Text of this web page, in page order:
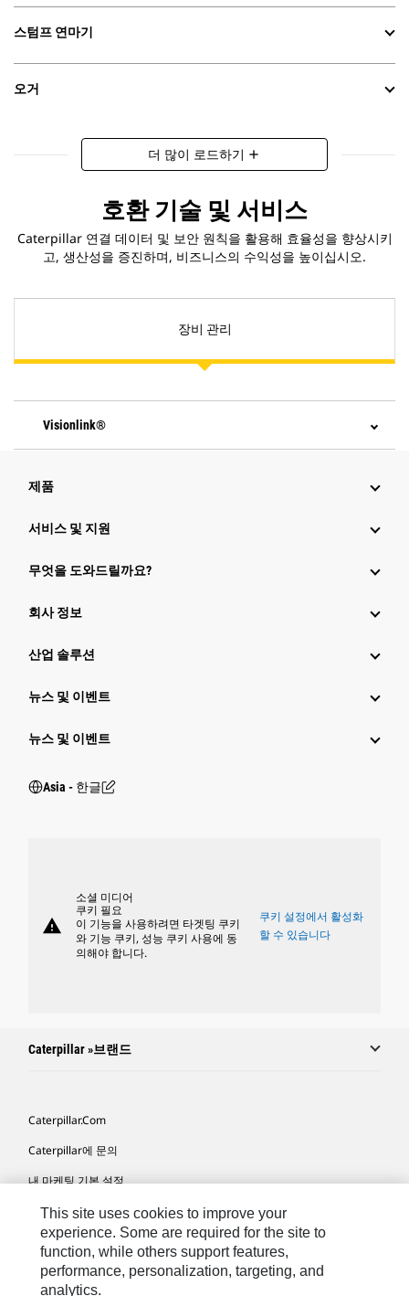
스텀프 연마기
오거
더 많이 로드하기 add
호환 기술 및 서비스
Caterpillar 연결 데이터 및 보안 원칙을 활용해 효율성을 향상시키
고, 생산성을 증진하며, 비즈니스의 수익성을 높이십시오.
장비 관리
Visionlink®
제품
서비스 및 지원
무엇을 도와드릴까요?
회사 정보
산업 솔루션
뉴스 및 이벤트
뉴스 및 이벤트
Asia - 한글
warning
소셜 미디어
쿠키 필요
이 기능을 사용하려면 타겟팅 쿠키
와 기능 쿠키, 성능 쿠키 사용에 동
의해야 합니다.
쿠키 설정에서 활성화
할 수 있습니다
Caterpillar »브랜드
Caterpillar.com
Caterpillar에 문의
내 마케팅 기본 설정
사이트 맵
Cookie Settings
법적 고지
This site uses cookies to improve your
experience. Some are required for the site to
function, while others support features,
performance, personalization, targeting, and
analytics.